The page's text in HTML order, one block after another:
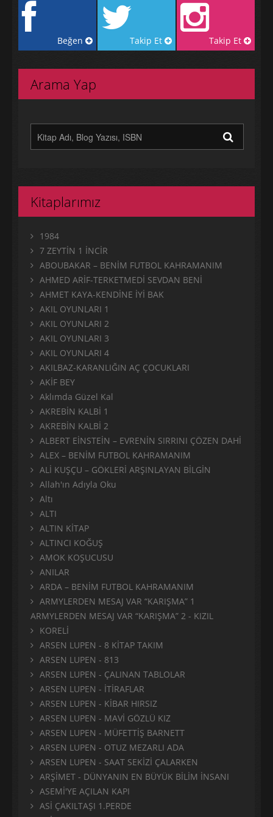
Beğen Takip Et Takip Et
Arama Yap
Kitaplarımız
1984
7 ZEYTİN 1 İNCİR
ABOUBAKAR – BENİM FUTBOL KAHRAMANIM
AHMED ARİF-TERKETMEDİ SEVDAN BENİ
AHMET KAYA-KENDİNE İYİ BAK
AKIL OYUNLARI 1
AKIL OYUNLARI 2
AKIL OYUNLARI 3
AKIL OYUNLARI 4
AKILBAZ-KARANLIĞIN AÇ ÇOCUKLARI
AKİF BEY
Aklımda Güzel Kal
AKREBİN KALBİ 1
AKREBİN KALBİ 2
ALBERT EİNSTEİN – EVRENİN SIRRINI ÇÖZEN DAHİ
ALEX – BENİM FUTBOL KAHRAMANIM
ALİ KUŞÇU – GÖKLERİ ARŞINLAYAN BİLGİN
Allah'ın Adıyla Oku
Altı
ALTI
ALTIN KİTAP
ALTINCI KOĞUŞ
AMOK KOŞUCUSU
ANILAR
ARDA – BENİM FUTBOL KAHRAMANIM
ARMYLERDEN MESAJ VAR “KARIŞMA” 1
ARMYLERDEN MESAJ VAR “KARIŞMA” 2 - KIZIL
KORELİ
ARSEN LUPEN - 8 KİTAP TAKIM
ARSEN LUPEN - 813
ARSEN LUPEN - ÇALINAN TABLOLAR
ARSEN LUPEN - İTİRAFLAR
ARSEN LUPEN - KİBAR HIRSIZ
ARSEN LUPEN - MAVİ GÖZLÜ KIZ
ARSEN LUPEN - MÜFETTİŞ BARNETT
ARSEN LUPEN - OTUZ MEZARLI ADA
ARSEN LUPEN - SAAT SEKİZİ ÇALARKEN
ARŞİMET - DÜNYANIN EN BÜYÜK BİLİM İNSANI
ASEMİ'YE AÇILAN KAPI
ASİ ÇAKILTAŞI 1.PERDE